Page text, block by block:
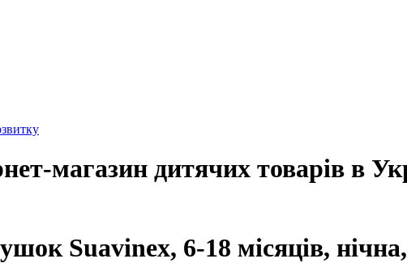
магазин дитячих товарів в
Suavinex, 6-18 місяців,